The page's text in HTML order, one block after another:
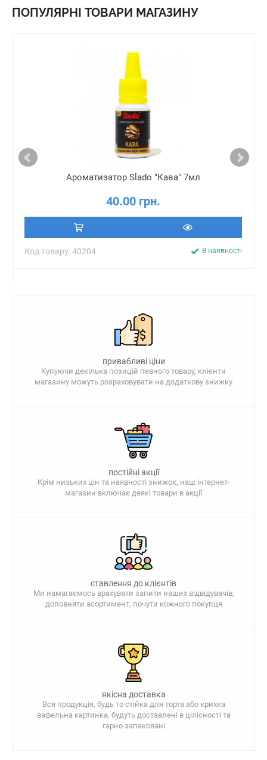
ПОПУЛЯРНІ ТОВАРИ МАГАЗИНУ
Ароматизатор Slado "Кава" 7мл
40.00 грн.
Код товару: 40204 В наявності
привабливі ціни
Купуючи декілька позицій певного товару, клієнти
магазину можуть розраховувати на додаткову знижку
постійні акції
Крім низьких цін та наявності знижок, наш інтернет-
магазин включає деякі товари в акції
ставлення до клієнтів
Ми намагаємось врахувати запити наших відвідувачів,
доповняти асортимент, почути кожного покупця
якісна доставка
Вся продукція, будь то стійка для торта або крихка
вафельна картинка, будуть доставлені в цілісності та
гарно запаковані